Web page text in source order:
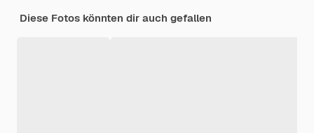
Diese Fotos könnten dir auch gefallen